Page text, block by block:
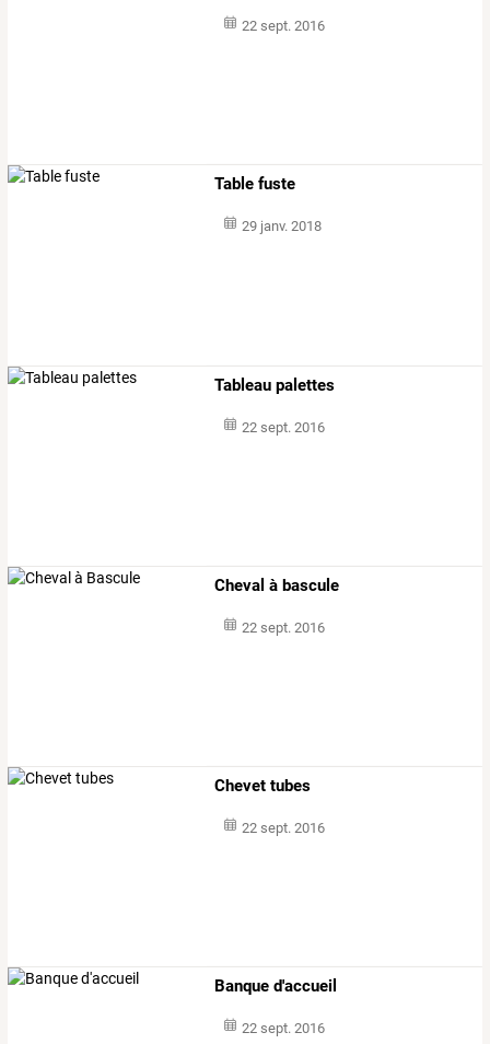
22 sept. 2016
Table fuste
29 janv. 2018
Tableau palettes
22 sept. 2016
Cheval à bascule
22 sept. 2016
Chevet tubes
22 sept. 2016
Banque d'accueil
22 sept. 2016